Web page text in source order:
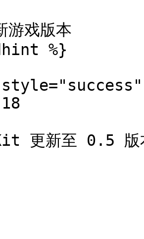
游戏版本
%}
更新至 0.5 版